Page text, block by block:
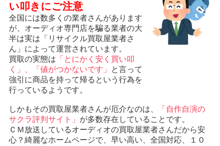
い叩きにご注意
全国には数多くの業者さんがあります
が、オーディオ専門店を騙る業者の大
半は実は「リサイクル買取屋業者さ
ん」によって運営されています。
買取の実態は 「とにかく安く買い叩
く」、「値がつかないです」
と言って
強引に商品を持って帰るという行為を
行っているようです。
しかもその買取屋業者さんが厄介なのは、
「自作自演の
サクラ評判サイト」 が多数存在していることです。
ＣＭ放送しているオーディオの買取屋業者さんだから安
心？綺麗なホームページで、早い高い、全国対応、１０